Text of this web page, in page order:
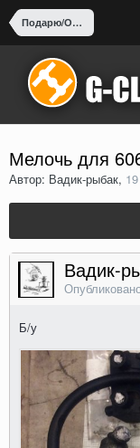
Подарю/Отдам за пиво-воды
Мелочь для
Автор: Вадик-рыбак,
Вадик-
Б/у